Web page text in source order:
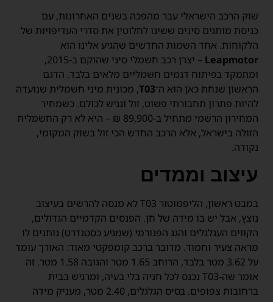
שוק הרכב הישראלי עבר מהפכה בשנים האחרונות, עם
כניסת מותגים סינים ששינו לחלוטין את סדרי העדיפויות של
הלקוחות. אחד השמות החדשים שהגיע אלינו הוא
Leapmotor
– יצרן רכב חשמלי סיני שהוקם ב-2015,
ומתמקד בפיתוח דגמים חשמליים מלאים בלבד. הדגם
הראשון שנחת כאן הוא ה־T03, מכונית מיני חשמלית שנועדה
להיות פתרון תחבורתי פשוט, זול ונגיש לכולם. כשמחיר
המחירון הרשמי מתחיל ב-89,900 ₪ – היא לא רק החשמלית
הזולה בישראל, אלא הרכב החדש הכי זול בשוק המקומי,
נקודה.
עיצוב וממדים
במבט ראשון, הליפמוטור T03 לא מנסה להרשים בעיצוב
נוצץ, אבל יש בו מידה של חן. הפנסים הקדמיים הגדולים,
הקווים העגלגלים והגג הפנורמי (שמגיע כסטנדרט) נותנים לו
מראה צעיר וחמוד. מדובר ברכב קומפקטי מאוד: האורך עומד
על 3.62 מטר בלבד, הרוחב 1.65 מטר והגובה 1.58 מטר. זה
אומר שה-T03 נכנס לכל חניה בלי בעיה, ומרגיש בבית
ברחובות צפופים. בסיס הגלגלים, 2.40 מטר, מעניק מידה